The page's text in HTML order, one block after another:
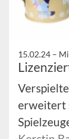
15.02.24 –
erweitert